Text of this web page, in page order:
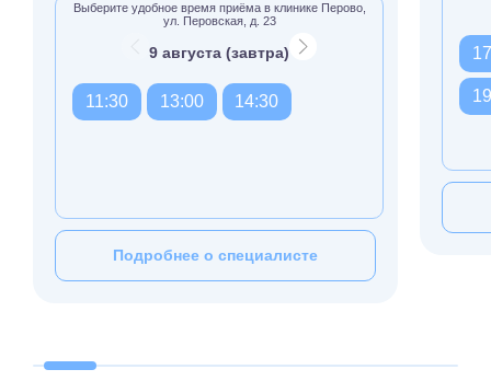
Выберите удобное время приёма в клинике Перово,
ул. Перовская, д. 23
9 августа (завтра)
11:30 13:00 14:30
Подробнее о специалисте